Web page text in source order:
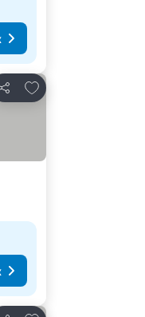
Partager
Ajouter à mes favoris